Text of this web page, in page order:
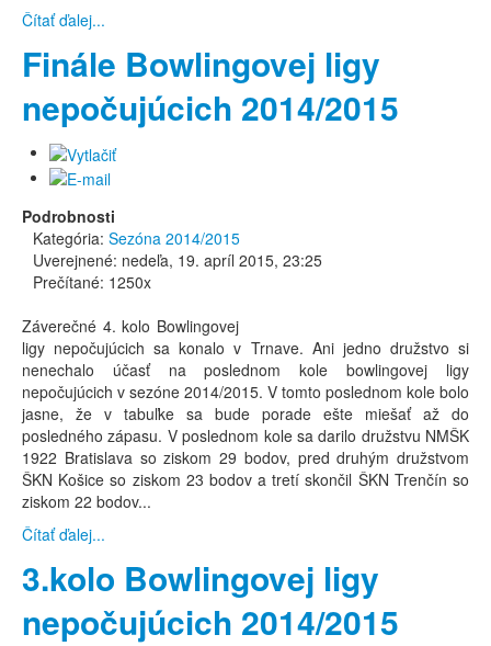
Čítať ďalej...
Finále Bowlingovej ligy
nepočujúcich 2014/2015
Podrobnosti
Kategória: Sezóna 2014/2015
Uverejnené: nedeľa, 19. apríl 2015, 23:25
Prečítané: 1250x
Záverečné 4. kolo Bowlingovej
ligy nepočujúcich sa konalo v Trnave. Ani jedno družstvo si
nenechalo účasť na poslednom kole bowlingovej ligy
nepočujúcich v sezóne 2014/2015. V tomto poslednom kole bolo
jasne, že v tabuľke sa bude porade ešte miešať až do
posledného zápasu. V poslednom kole sa darilo družstvu NMŠK
1922 Bratislava so ziskom 29 bodov, pred druhým družstvom
ŠKN Košice so ziskom 23 bodov a tretí skončil ŠKN Trenčín so
ziskom 22 bodov...
Čítať ďalej...
3.kolo Bowlingovej ligy
nepočujúcich 2014/2015